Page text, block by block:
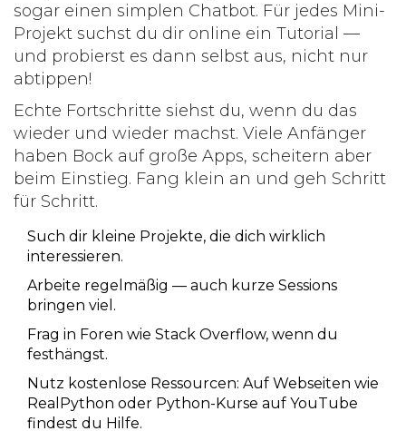
sogar einen simplen Chatbot. Für jedes Mini-
Projekt suchst du dir online ein Tutorial —
und probierst es dann selbst aus, nicht nur
abtippen!
Echte Fortschritte siehst du, wenn du das
wieder und wieder machst. Viele Anfänger
haben Bock auf große Apps, scheitern aber
beim Einstieg. Fang klein an und geh Schritt
für Schritt.
Such dir kleine Projekte, die dich wirklich
interessieren.
Arbeite regelmäßig — auch kurze Sessions
bringen viel.
Frag in Foren wie Stack Overflow, wenn du
festhängst.
Nutz kostenlose Ressourcen: Auf Webseiten wie
RealPython oder Python-Kurse auf YouTube
findest du Hilfe.